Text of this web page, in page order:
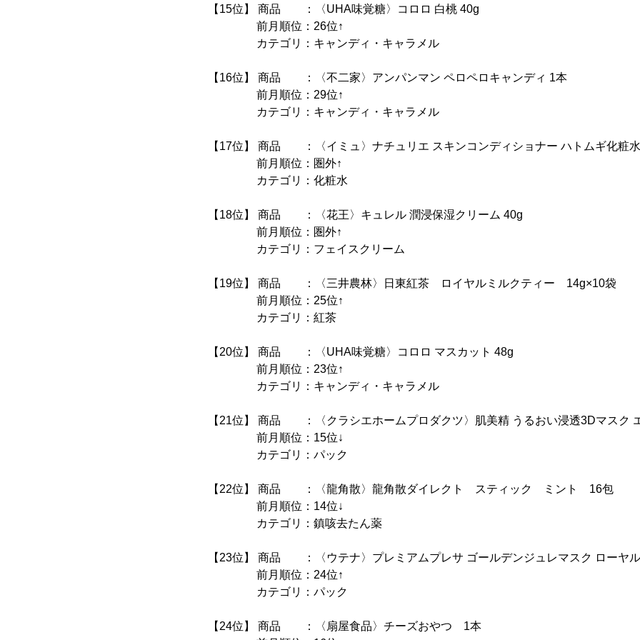
【15位】 商品 ：〈UHA味覚糖〉コロロ 白桃 40g
前月順位：26位↑
カテゴリ：キャンディ・キャラメル
【16位】 商品 ：〈不二家〉アンパンマン ペロペロキャンディ 1本
前月順位：29位↑
カテゴリ：キャンディ・キャラメル
【17位】 商品 ：〈イミュ〉ナチュリエ スキンコンディショナー ハトムギ化粧
前月順位：圏外↑
カテゴリ：化粧水
【18位】 商品 ：〈花王〉キュレル 潤浸保湿クリーム 40g
前月順位：圏外↑
カテゴリ：フェイスクリーム
【19位】 商品 ：〈三井農林〉日東紅茶 ロイヤルミルクティー 14g×10袋
前月順位：25位↑
カテゴリ：紅茶
【20位】 商品 ：〈UHA味覚糖〉コロロ マスカット 48g
前月順位：23位↑
カテゴリ：キャンディ・キャラメル
【21位】 商品 ：〈クラシエホームプロダクツ〉肌美精 うるおい浸透3Dマスク
前月順位：15位↓
カテゴリ：パック
【22位】 商品 ：〈龍角散〉龍角散ダイレクト スティック ミント 16包
前月順位：14位↓
カテゴリ：鎮咳去たん薬
【23位】 商品 ：〈ウテナ〉プレミアムプレサ ゴールデンジュレマスク ローヤ
前月順位：24位↑
カテゴリ：パック
【24位】 商品 ：〈扇屋食品〉チーズおやつ 1本